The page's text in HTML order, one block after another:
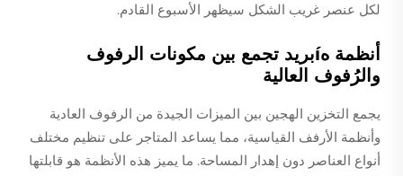
لكل عنصر غريب الشكل سيظهر الأسبوع القادم.
أنظمة هíبريد تجمع بين مكونات الرفوف
والرُفوف العالية
يجمع التخزين الهجين بين الميزات الجيدة من الرفوف العادية
وأنظمة الأرفف القياسية، مما يساعد المتاجر على تنظيم مختلف
أنواع العناصر دون إهدار المساحة. ما يميز هذه الأنظمة هو قابلتها